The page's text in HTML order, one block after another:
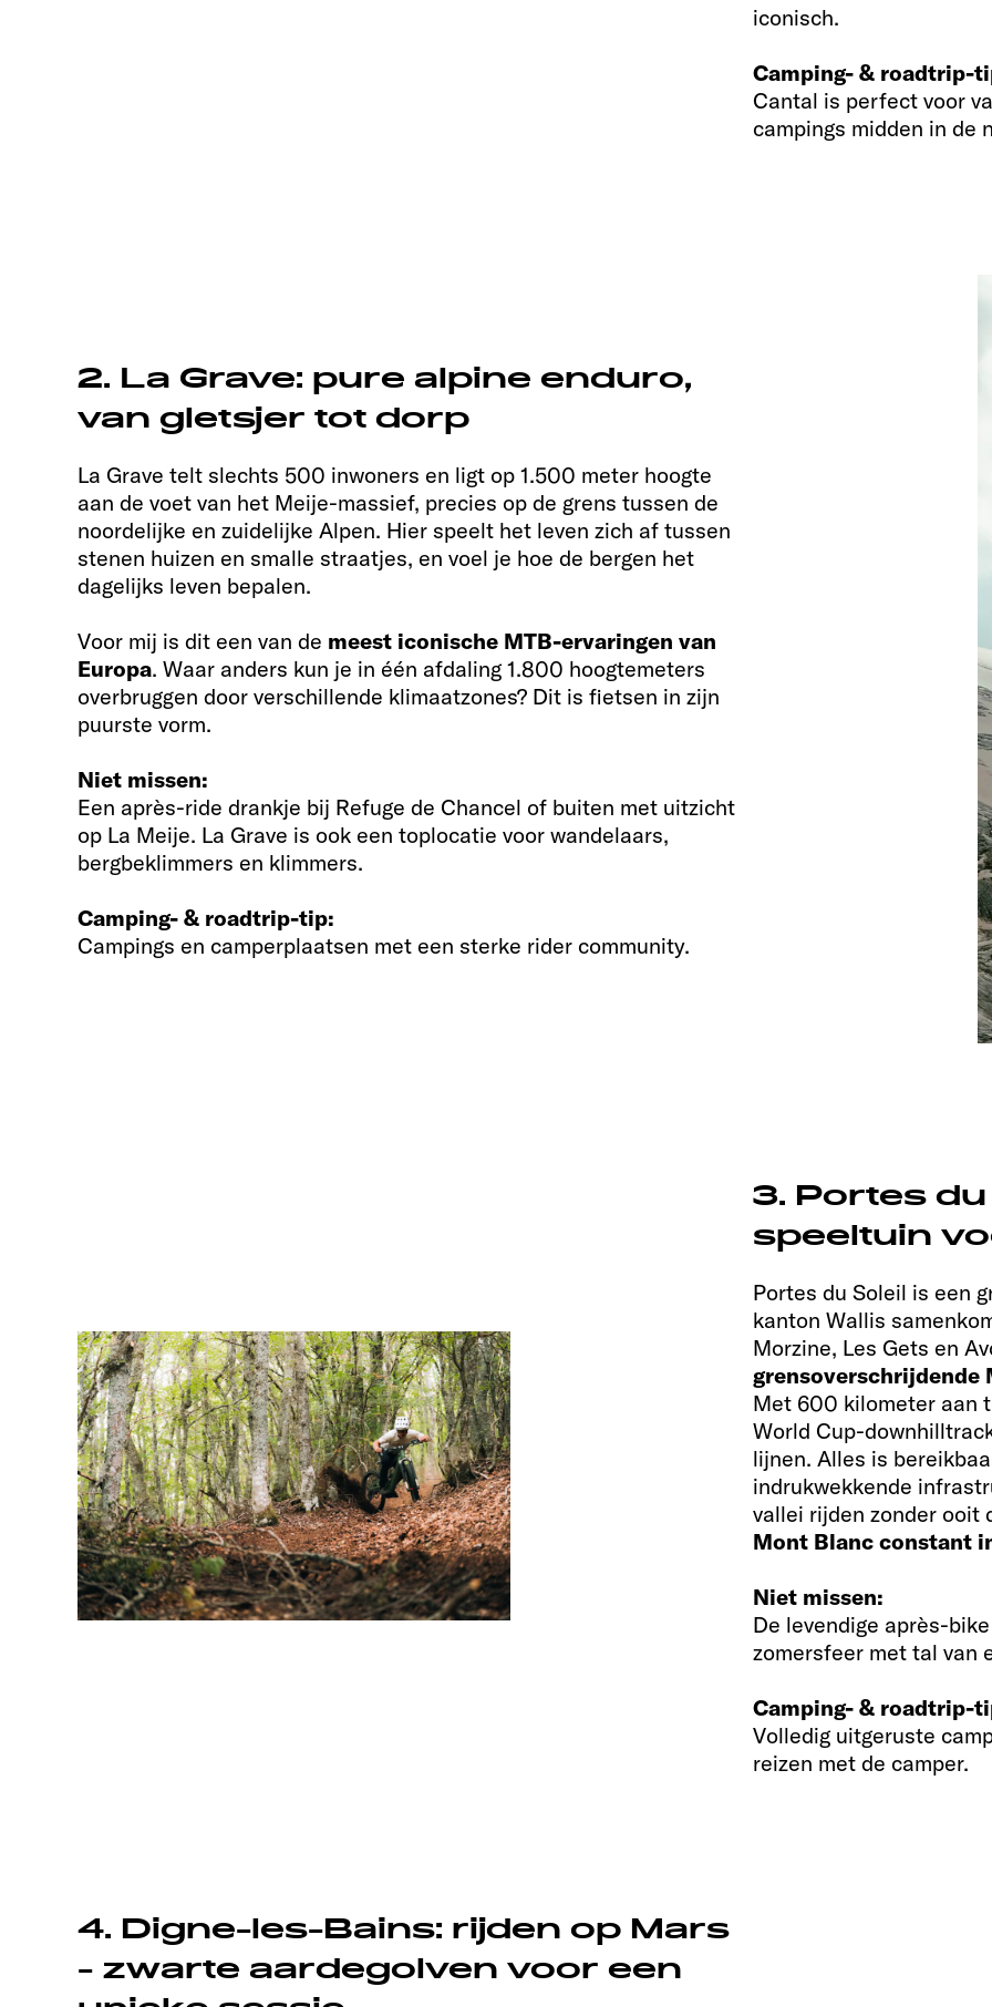
iconisch.
Camping- & roadtrip-
Cantal is perfect voor
campings midden in de
2. La Grave: pure alpine enduro,
van gletsjer tot dorp
La Grave telt slechts 500 inwoners en ligt op 1.500 meter hoogte
aan de voet van het Meije-massief, precies op de grens tussen de
noordelijke en zuidelijke Alpen. Hier speelt het leven zich af tussen
stenen huizen en smalle straatjes, en voel je hoe de bergen het
dagelijks leven bepalen.
Voor mij is dit een van de meest iconische MTB-ervaringen van
Europa. Waar anders kun je in één afdaling 1.800 hoogtemeters
overbruggen door verschillende klimaatzones? Dit is fietsen in zijn
puurste vorm.
Niet missen:
Een après-ride drankje bij Refuge de Chancel of buiten met uitzicht
op La Meije. La Grave is ook een toplocatie voor wandelaars,
bergbeklimmers en klimmers.
Camping- & roadtrip-tip:
Campings en camperplaatsen met een sterke rider community.
3. Portes
speeltuin
Portes du Soleil is een
kanton Wallis
Morzine, Les Gets en
grensoverschrijdende
Met 600 kilometer aan
World Cup-
lijnen. Alles is
indrukwekkende
vallei rijden zonder ooit
Mont Blanc constant
Niet missen:
De levendige après-
zomersfeer met tal van
Camping- & roadtrip-
Volledig uitgeruste
reizen met de camper.
4. Digne-les-Bains: rijden op Mars
- zwarte aardegolven voor een